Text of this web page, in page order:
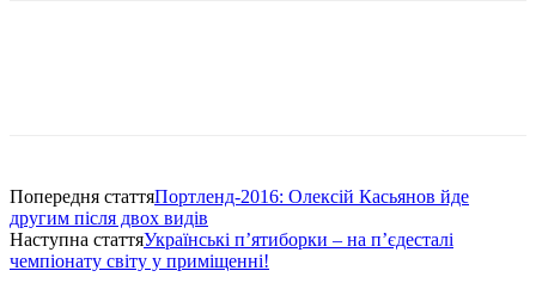
Попередня статтяПортленд-2016: Олексій Касьянов йде
другим після двох видів
Наступна статтяУкраїнські п’ятиборки – на п’єдесталі
чемпіонату світу у приміщенні!